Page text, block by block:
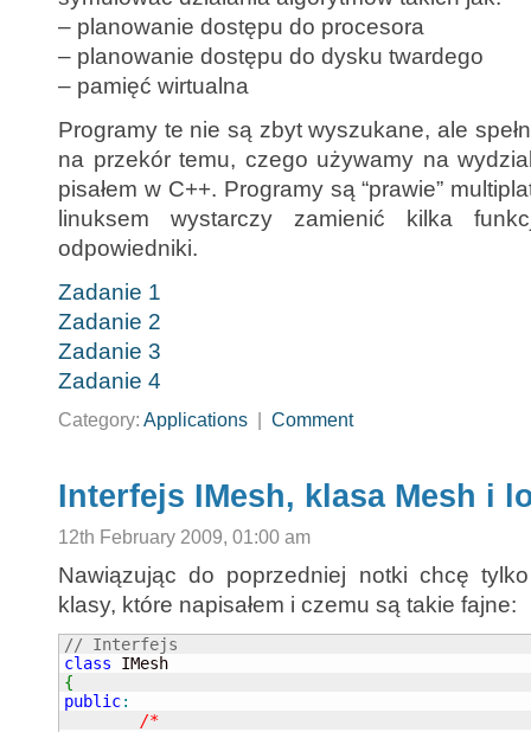
– planowanie dostępu do procesora
– planowanie dostępu do dysku twardego
– pamięć wirtualna
Programy te nie są zbyt wyszukane, ale
na przekór temu, czego używamy na
pisałem w C++. Programy są “prawie”
linuksem wystarczy zamienić kilka
odpowiedniki.
Zadanie 1
Zadanie 2
Zadanie 3
Zadanie 4
Category: Applications Comment
Interfejs IMesh, klasa Mesh i
12th February 2009, 01:00 am
Nawiązując do poprzedniej notki chcę
klasy, które napisałem i czemu są takie fajne:
// Interfejs
class
{
public:
/*